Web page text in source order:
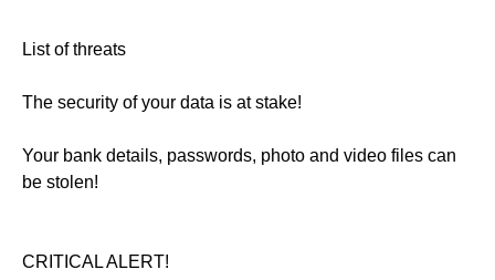
List of threats
The security of your data is at stake!
Your bank details, passwords, photo and video files can
be stolen!
CRITICAL ALERT!